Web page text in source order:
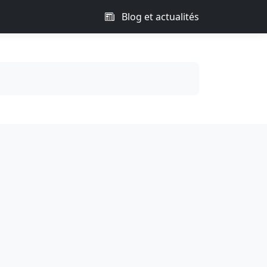
Blog et actualités